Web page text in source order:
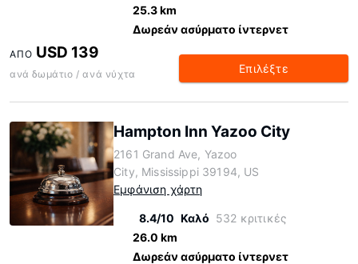
25.3 km
Δωρεάν ασύρματο ίντερνετ
ΑΠΌ USD 139
ανά δωμάτιο / ανά νύχτα Επιλέξτε
Hampton Inn Yazoo City
2161 Grand Ave, Yazoo
City, Mississippi 39194, US
Εμφάνιση χάρτη
8.4/10 Καλό 532 κριτικές
26.0 km
Δωρεάν ασύρματο ίντερνετ